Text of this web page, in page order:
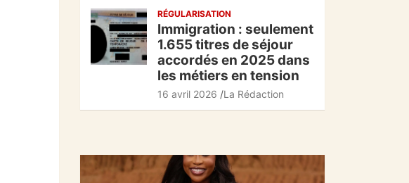
RÉGULARISATION
Immigration : seulement
1.655 titres de séjour
accordés en 2025 dans
les métiers en tension
16 avril 2026 La Rédaction